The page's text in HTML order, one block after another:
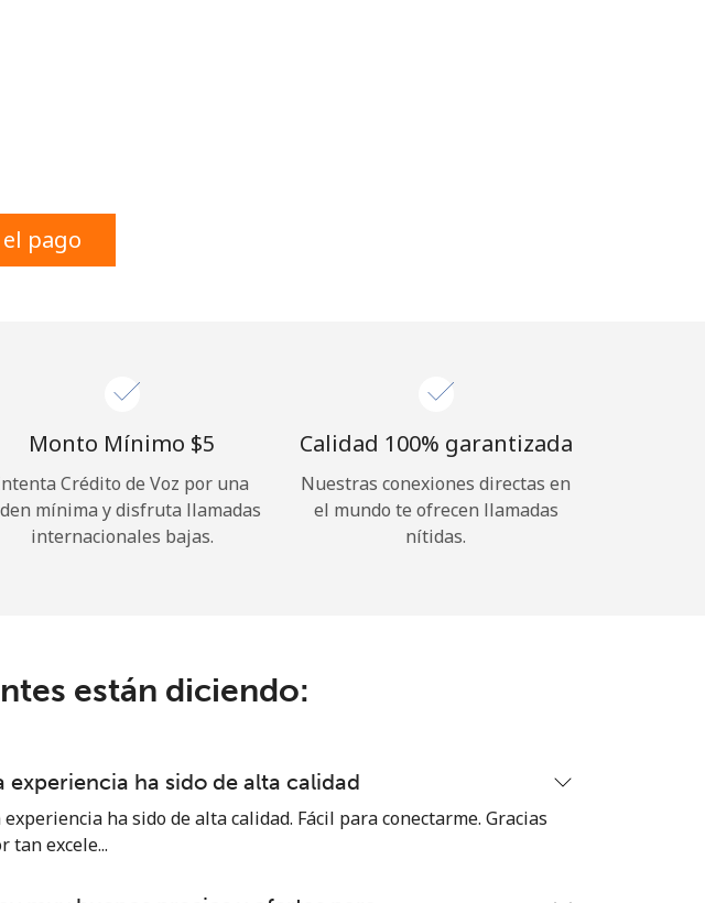
nuestras mejores
tu contraseña? →
pago
Monto Mínimo ⁦$5⁩
Crédito de Voz por una
mínima y disfruta llamadas
internacionales bajas.
Calidad 100% garantizada
Nuestras conexiones directas en
el mundo te ofrecen llamadas
nítidas.
están diciendo:
experiencia ha sido de alta calidad
experiencia ha sido de alta calidad. Fácil para conectarme. Gracias
tan excele...